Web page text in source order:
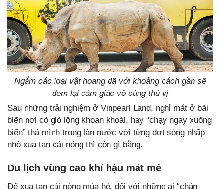
Ngắm các loại vật hoang dã với khoảng cách gần sẽ
đem lại cảm giác vô cùng thú vị
Sau những trải nghiệm ở Vinpearl Land, nghỉ mát ở bãi
biển nơi có gió lộng khoan khoái, hay “chạy ngay xuống
biển” thả mình trong làn nước với từng đợt sóng nhấp
nhô xua tan cái nóng thì còn gì bằng.
Du lịch vùng cao khí hậu mát mẻ
Để xua tan cái nóng mùa hè, đối với những ai “chán